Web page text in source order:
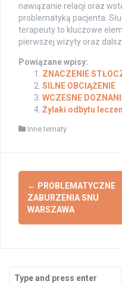
nawiązanie relacji oraz
problematyką pacjenta.
terapeuty to kluczowe
pierwszej wizyty oraz
Powiązane wpisy:
ZNACZENIE
SILNE OBCIĄŻENIE
WCZESNE
Żylaki odbytu
Inne tematy
Post
navigation
← PROBLEMATYCZNE
ZABURZENIA SNU
WARSZAWA
Search